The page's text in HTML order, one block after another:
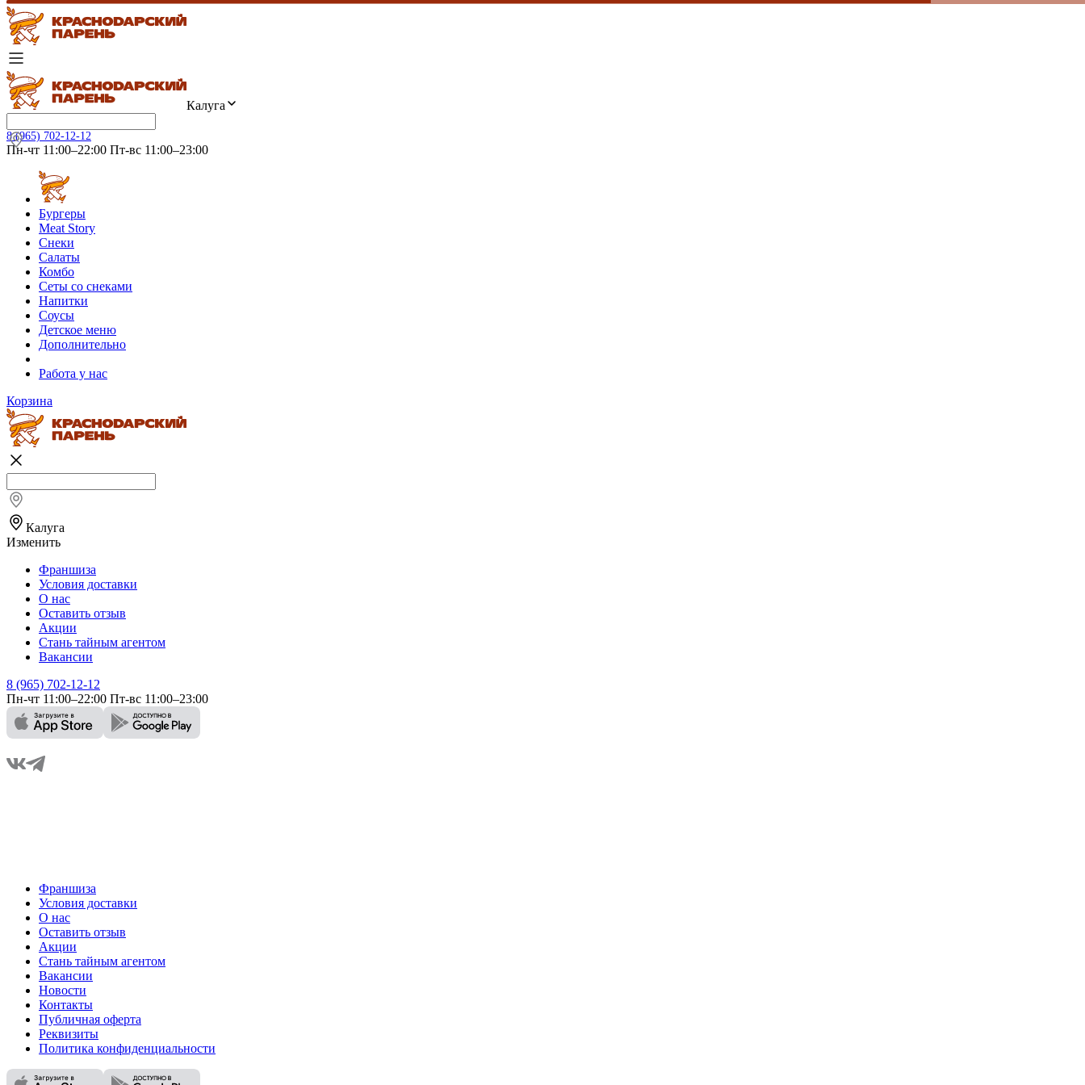
Калуга
8 (965) 702-12-12
Пн-чт 11:00–22:00 Пт-вс 11:00–23:00
Бургеры
Meat Story
Снеки
Салаты
Комбо
Сеты со снеками
Напитки
Соусы
Детское меню
Дополнительно
Работа у нас
Корзина
Калуга
Изменить
Франшиза
Условия доставки
О нас
Оставить отзыв
Акции
Стань тайным агентом
Вакансии
8 (965) 702-12-12
Пн-чт 11:00–22:00 Пт-вс 11:00–23:00
Франшиза
Условия доставки
О нас
Оставить отзыв
Акции
Стань тайным агентом
Вакансии
Новости
Контакты
Публичная оферта
Реквизиты
Политика конфиденциальности